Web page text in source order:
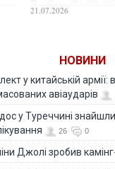
21.07.2026
НОВИНИ
у китайській
авіаударів
у Туреччині
26 0
Джолі зробив